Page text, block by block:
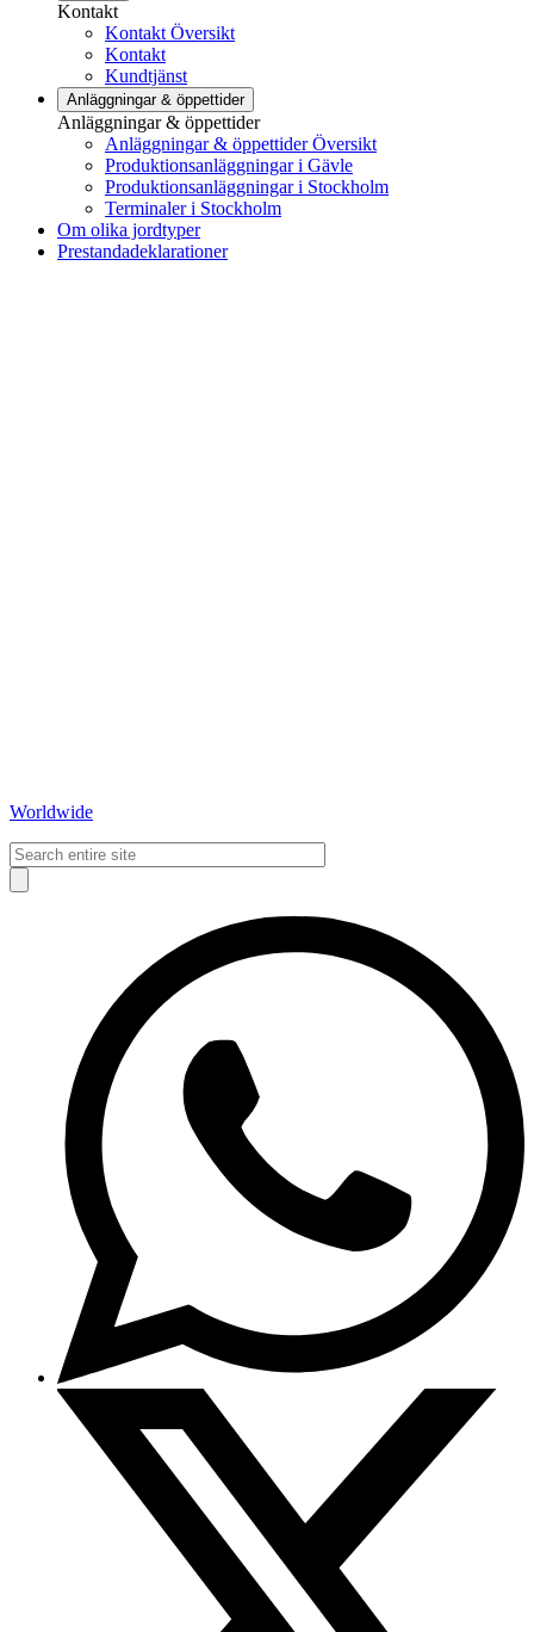
Kontakt
Kontakt Översikt
Kontakt
Kundtjänst
Anläggningar & öppettider
Anläggningar & öppettider
Anläggningar & öppettider Översikt
Produktionsanläggningar i Gävle
Produktionsanläggningar i Stockholm
Terminaler i Stockholm
Om olika jordtyper
Prestandadeklarationer
Worldwide